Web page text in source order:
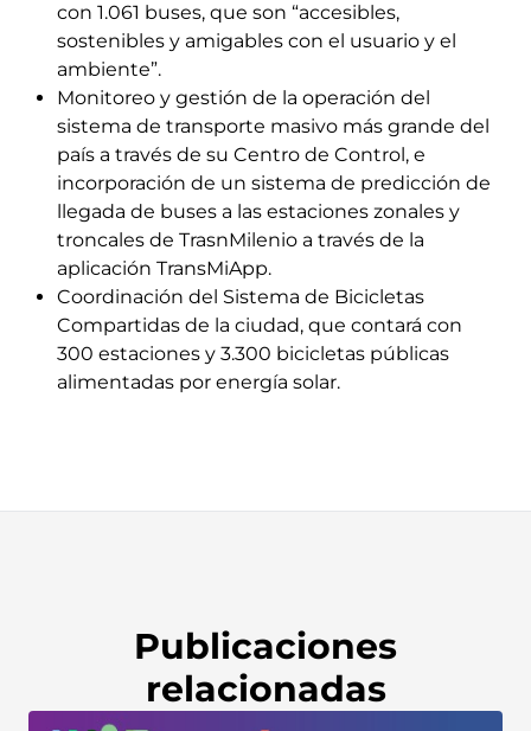
con 1.061 buses, que son “accesibles,
sostenibles y amigables con el usuario y el
ambiente”.
Monitoreo y gestión de la operación del
sistema de transporte masivo más grande del
país a través de su Centro de Control, e
incorporación de un sistema de predicción de
llegada de buses a las estaciones zonales y
troncales de TrasnMilenio a través de la
aplicación TransMiApp.
Coordinación del Sistema de Bicicletas
Compartidas de la ciudad, que contará con
300 estaciones y 3.300 bicicletas públicas
alimentadas por energía solar.
Publicaciones
relacionadas